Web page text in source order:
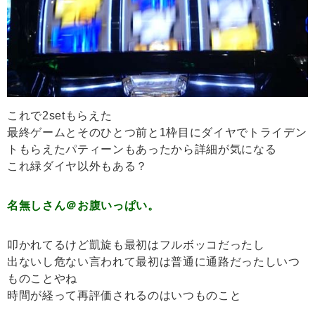
これで2setもらえた
最終ゲームとそのひとつ前と1枠目にダイヤでトライデン
トもらえたパティーンもあったから詳細が気になる
これ緑ダイヤ以外もある？
名無しさん＠お腹いっぱい。
叩かれてるけど凱旋も最初はフルボッコだったし
出ないし危ない言われて最初は普通に通路だったしいつ
ものことやね
時間が経って再評価されるのはいつものこと